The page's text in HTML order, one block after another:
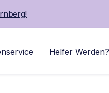
Helfer Werden?